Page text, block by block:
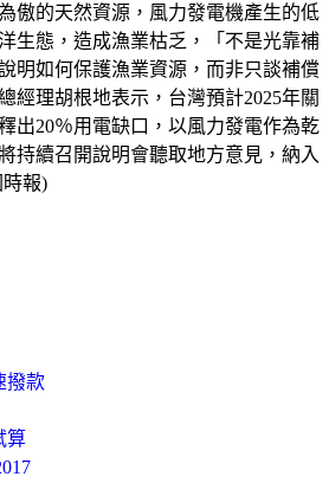
傲的天然資源，風力發電機產生的低
生態，造成漁業枯乏，「不是光靠補
明如何保護漁業資源，而非只談補償
經理胡根地表示，台灣預計2025年關
出20％用電缺口，以風力發電作為乾
持續召開說明會聽取地方意見，納入
報)
撥款
算